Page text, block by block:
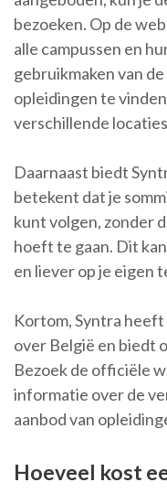
bezoeken. Op de
alle campussen en
gebruikmaken van
opleidingen te
verschillende
Daarnaast biedt
betekent dat je
kunt volgen, zonder
hoeft te gaan. Dit
en liever op je eigen
Kortom, Syntra
over België en biedt
Bezoek de officiële
informatie over de
aanbod van
Hoeveel kost